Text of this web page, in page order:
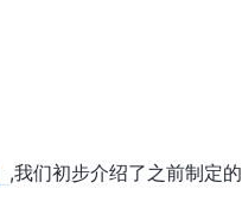
,我们初步介绍了之前制定的